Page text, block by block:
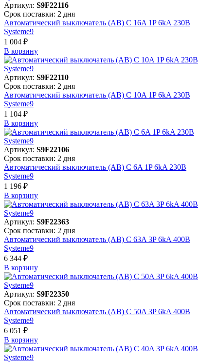
Артикул: S9F22116
Срок поставки: 2 дня
Автоматический выключатель (АВ) C 16A 1P 6kA 230В
Systeme9
1 004 ₽
В корзинy
Артикул: S9F22110
Срок поставки: 2 дня
Автоматический выключатель (АВ) C 10A 1P 6kA 230В
Systeme9
1 104 ₽
В корзинy
Артикул: S9F22106
Срок поставки: 2 дня
Автоматический выключатель (АВ) C 6A 1P 6kA 230В
Systeme9
1 196 ₽
В корзинy
Артикул: S9F22363
Срок поставки: 2 дня
Автоматический выключатель (АВ) C 63A 3P 6kA 400В
Systeme9
6 344 ₽
В корзинy
Артикул: S9F22350
Срок поставки: 2 дня
Автоматический выключатель (АВ) C 50A 3P 6kA 400В
Systeme9
6 051 ₽
В корзинy